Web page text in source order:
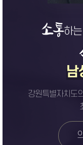
소통하는
남
강원특별자치도